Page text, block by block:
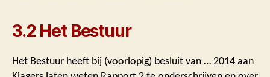
3.2 Het Bestuur
Het Bestuur heeft bij (voorlopig) besluit van … 2014 aan